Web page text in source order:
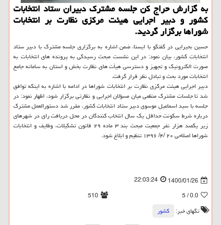
به گزارش حراج کن جلسه مشترک دبیران ستاد انتخابات
کشور و دبیر اجرایی هیئت مرکزی نظارت بر انتخابات
شوراها برگزار گردید.
حسین بحیرایی در گفتگو با ایسنا، ضمن اشاره به برگزاری جلسه مشترک با دبیر ستاد
انتخابات کشور، بیان نمود: در این نشست مبحث رسیدگی به پرونده های انتخابات به
صورت الکترونیک و تجهیز و دسترسی هیأت های نظارت بخش و استان به سامانه جامع
انتخابات مورد بحث و تبادل نظر قرار گرفت.
دبیر اجرایی هیئت مرکزی نظارت بر انتخابات شوراها در ادامه با اشاره به اینکه توافق
شد تا جلسات مشترک منظمی میان مسؤلان اجرایی و نظارتی برگزار شود، اظهار نمود: در
جلسه با سید اسماعیل موسوی دبیر ستاد انتخابات کشور، مقرر شد دستورالعمل مشترک
درباره شرط سکونت حداقل یک سال انتخاب کنندگان در محل دریافت رای در شهرهای
زیر یکصد هزار نفر جمعیت مبحث بند ۳ ماده ۲۹ قانون تشکیلات، وظایف و انتخابات
شوراها اصلاحی ۲۰ /۴/ ۱۳۹۶ تنظیم و ابلاغ شود.
1400/01/26
22:03:24
0.0
/ 5
510
تگهای خبر:
كشور